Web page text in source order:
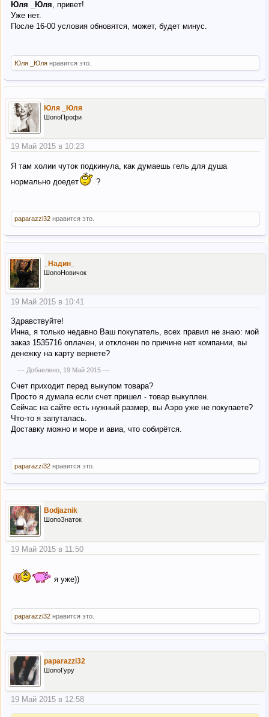
Юля _Юля, привет!
Уже нет.
После 16-00 условия обновятся, может, будет минус.
Юля _Юля нравится это.
Юля _Юля
ШопоПрофи
19 Май 2015 в 10:23
Я там холии чуток подкинула, как думаешь гель для душа
нормально доедет
?
paparazzi32 нравится это.
_Надин_
ШопоНовичок
19 Май 2015 в 10:41
Здравствуйте!
Инна, я только недавно Ваш покупатель, всех правил не знаю: мой
заказ 1535716 оплачен, и отклонен по причине нет компании, вы
денежку на карту вернете?
--- Добавлено, 19 Май 2015---
Счет приходит перед выкупом товара?
Просто я думала если счет пришел - товар выкуплен.
Сейчас на сайте есть нужный размер, вы Аэро уже не покупаете?
Что-то я запуталась.
Доставку можно и море и авиа, что собирётся.
paparazzi32 нравится это.
Bodjaznik
ШопоЗнаток
19 Май 2015 в 11:50
я уже))
paparazzi32 нравится это.
paparazzi32
ШопоГуру
19 Май 2015 в 12:58